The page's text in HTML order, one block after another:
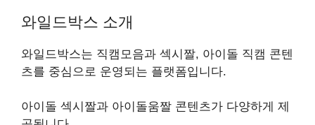
와일드박스 소개
와일드박스는 직캠모음과 섹시짤, 아이돌 직캠 콘텐
츠를 중심으로 운영되는 플랫폼입니다.
아이돌 섹시짤과 아이돌움짤 콘텐츠가 다양하게 제